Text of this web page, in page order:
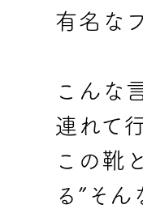
有名な
こんな
連れて
この靴
る”そ